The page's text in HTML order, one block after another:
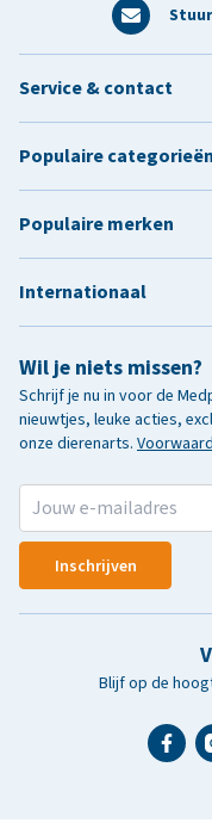
Wil je niets missen?
Schrijf je nu in voor de
nieuwtjes, leuke acties,
onze dierenarts.
Inschrijven
Blijf op de
Service & contact
Populaire categorieën
Populaire merken
Internationaal